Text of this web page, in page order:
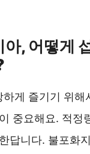
, 어떻게
게 즐기기 위해
중요해요. 적정
답니다. 불포화